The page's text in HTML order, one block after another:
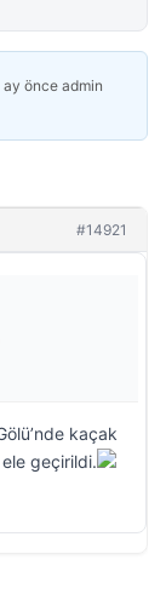
ay önce admin
#14921
kaçak
ele geçirildi.